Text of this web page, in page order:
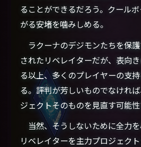
ることができるだろう。クール
がる安堵を噛みしめる。
ラクーナのデジモンたちを保
されたリベレイターだが、表向
る以上、多くのプレイヤーの支
る。評判が芳しいものでなけれ
ジェクトそのものを見直す可能性
当然、そうしないために全力を
リベレイターを主力プロジェク